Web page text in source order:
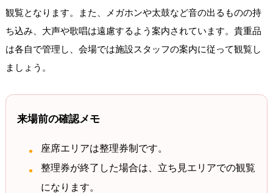
観覧となります。また、メガホンや太鼓など音の出るものの持
ち込み、大声や歌唱は遠慮するよう案内されています。貴重品
は各自で管理し、会場では施設スタッフの案内に従って観覧し
ましょう。
来場前の確認メモ
座席エリアは整理券制です。
整理券が終了した場合は、立ち見エリアでの観覧
になります。